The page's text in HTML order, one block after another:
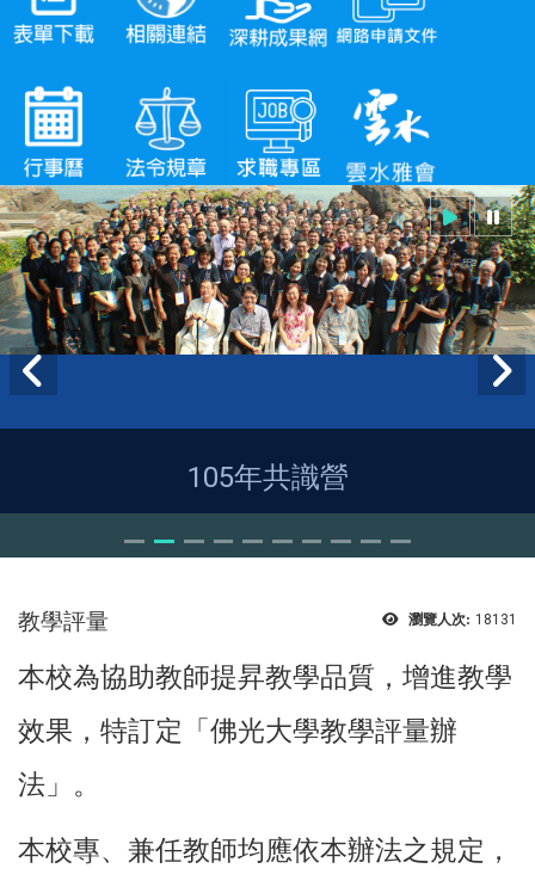
105年共識營
瀏覽人次: 18131
教學評量
本校為協助教師提昇教學品質，增進教學
效果，特訂定「佛光大學教學評量辦
法」。
本校專、兼任教師均應依本辦法之規定，